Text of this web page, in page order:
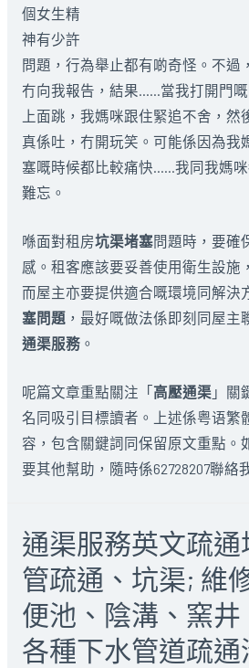
個女生精
神有少許
問題，行為舉止都有啲奇怪。不過
冇向我報告，結果……當我打開門
上面跳，我媽咪跟住緊追不舍，然
真係吐，冇開玩笑。可能係因為我
塞嘅時候都比較痛快……我同我媽
難忘。
喺面對租房坑渠堵塞問題時，要確
感。租客應該要妥善使用衛生設施
而屋主亦要提供適合嘅環境同解決
塞問題，最好嘅做法係即刻同屋主
通渠服務。
呢篇文章重點關注「高壓通渠」關
名同吸引目標讀者。上述係粤语繁
容，包含關鍵詞同保留原文重點。
要其他幫助，隨時係62728207聯絡
通渠服務英文疏
管疏通、坑渠; 維
便池、陰溝、窯
各種下水管道疏